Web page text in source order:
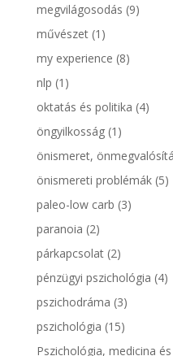
megvilágosodás (9)
művészet(1)
my experience (8)
nlp (1)
oktatás és politika (4)
öngyilkosság(1)
önismeret,
önismereti problémák(5)
paleo-low carb (3)
paranoia (2)
párkapcsolat(2)
pénzügyi pszichológia (4)
pszichodráma (3)
pszichológia (15)
Pszichológia, medicina